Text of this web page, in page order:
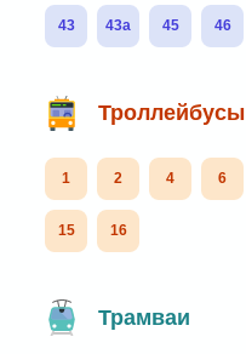
43 43а 45 46
Троллейбусы
1 2 4 6
15 16
Трамваи